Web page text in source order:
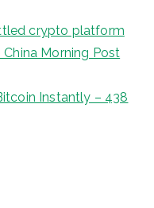
crypto platform
Morning Post
Instantly – 438